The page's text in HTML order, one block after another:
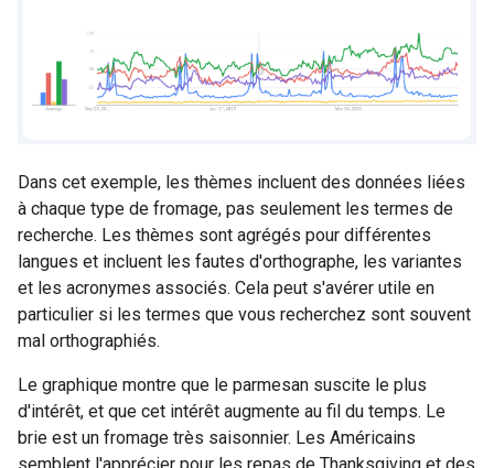
Dans cet exemple, les thèmes incluent des données liées
à chaque type de fromage, pas seulement les termes de
recherche. Les thèmes sont agrégés pour différentes
langues et incluent les fautes d'orthographe, les variantes
et les acronymes associés. Cela peut s'avérer utile en
particulier si les termes que vous recherchez sont souvent
mal orthographiés.
Le graphique montre que le parmesan suscite le plus
d'intérêt, et que cet intérêt augmente au fil du temps. Le
brie est un fromage très saisonnier. Les Américains
semblent l'apprécier pour les repas de Thanksgiving et des